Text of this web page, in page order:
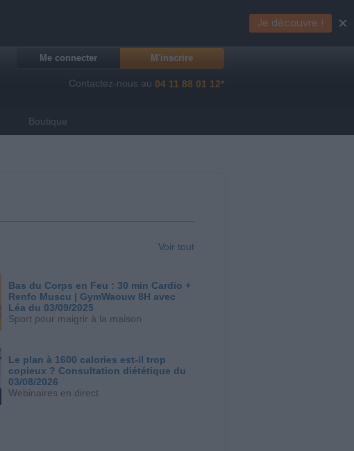
Me connecter M'inscrire
Contactez-nous au 04 11 88 01 12*
Boutique
Voir tout
Bas du Corps en Feu : 30 min Cardio +
Renfo Muscu | GymWaouw 8H avec
Léa du 03/09/2025
Sport pour maigrir à la maison
Le plan à 1600 calories est-il trop
copieux ? Consultation diététique du
03/08/2026
Webinaires en direct
Je découvre ! ×